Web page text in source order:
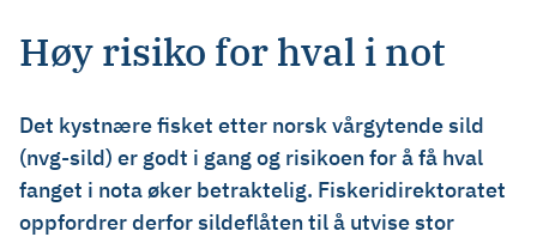
Høy risiko for hval i not
Det kystnære fisket etter norsk vårgytende sild
(nvg-sild) er godt i gang og risikoen for å få hval
fanget i nota øker betraktelig. Fiskeridirektoratet
oppfordrer derfor sildeflåten til å utvise stor